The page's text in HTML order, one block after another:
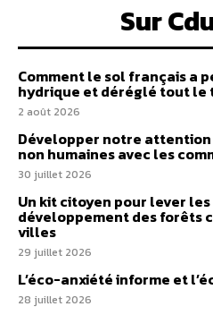
Sur
Comment le sol français a
hydrique et déréglé tout
2 août 2026
Développer notre
non humaines avec les
30 juillet 2026
Un kit citoyen pour lever
développement des forêts
villes
29 juillet 2026
L’éco-anxiété informe et
28 juillet 2026